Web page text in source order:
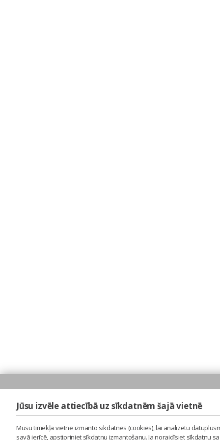
Jūsu izvēle attiecībā uz sīkdatnēm šajā vietnē
Mūsu tīmekļa vietne izmanto sīkdatnes (cookies), lai analizētu
savā ierīcē, apstipriniet sīkdatņu izmantošanu. Ja noraidīsiet sīkdatņu